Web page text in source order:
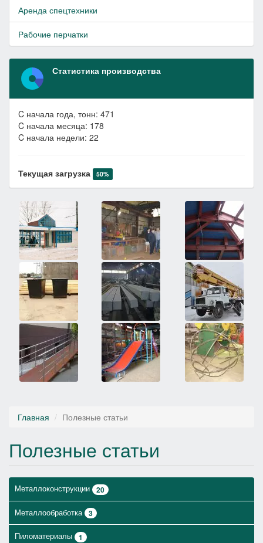
Аренда спецтехники
Рабочие перчатки
Статистика производства
C начала года, тонн: 471
C начала месяца: 178
C начала недели: 22
Текущая загрузка 50%
Главная Полезные статьи
Полезные статьи
Металлоконструкции 20
Металлообработка 3
Пиломатериалы 1